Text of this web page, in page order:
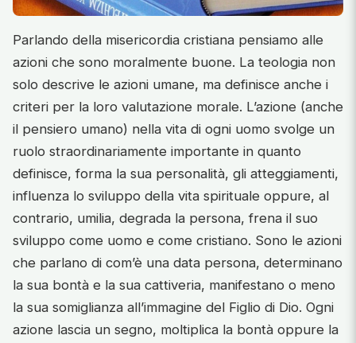
Parlando della misericordia cristiana pensiamo alle
azioni che sono moralmente buone. La teologia non
solo descrive le azioni umane, ma definisce anche i
criteri per la loro valutazione morale. L’azione (anche
il pensiero umano) nella vita di ogni uomo svolge un
ruolo straordinariamente importante in quanto
definisce, forma la sua personalità, gli atteggiamenti,
influenza lo sviluppo della vita spirituale oppure, al
contrario, umilia, degrada la persona, frena il suo
sviluppo come uomo e come cristiano. Sono le azioni
che parlano di com’è una data persona, determinano
la sua bontà e la sua cattiveria, manifestano o meno
la sua somiglianza all’immagine del Figlio di Dio. Ogni
azione lascia un segno, moltiplica la bontà oppure la